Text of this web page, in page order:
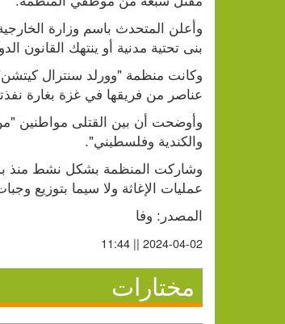
بنى تحتية مدنية أو ينتهك القانون
عناصر من فريقها في غزة بغارة
والكندية وفلسطيني".
عمليات الإغاثة ولا سيما بتوزيع
المصدر: وفا
2024-04-02 || 11:44
مختارات